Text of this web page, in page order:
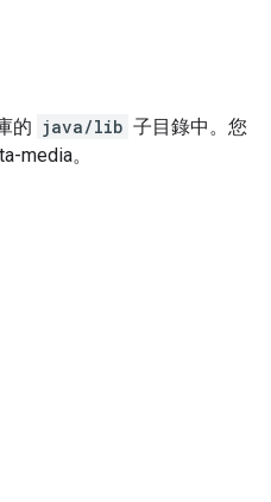
的 java/lib 子目錄中。您
media。